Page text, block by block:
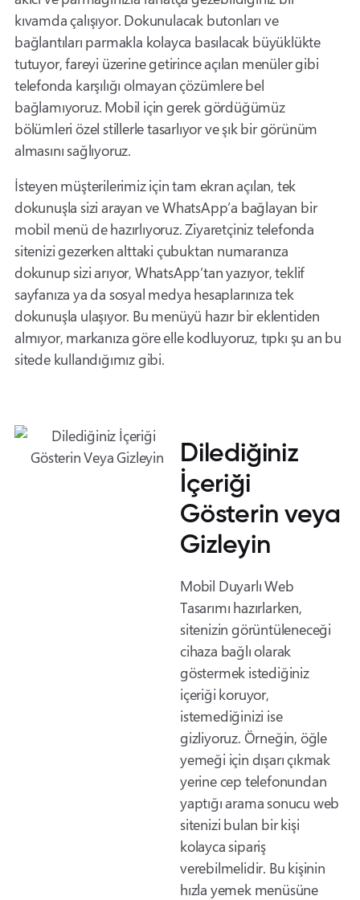
kıvamda çalışıyor. Dokunulacak butonları ve
bağlantıları parmakla kolayca basılacak büyüklükte
tutuyor, fareyi üzerine getirince açılan menüler gibi
telefonda karşılığı olmayan çözümlere bel
bağlamıyoruz. Mobil için gerek gördüğümüz
bölümleri özel stillerle tasarlıyor ve şık bir görünüm
almasını sağlıyoruz.
İsteyen müşterilerimiz için tam ekran açılan, tek
dokunuşla sizi arayan ve WhatsApp’a bağlayan bir
mobil menü de hazırlıyoruz. Ziyaretçiniz telefonda
sitenizi gezerken alttaki çubuktan numaranıza
dokunup sizi arıyor, WhatsApp’tan yazıyor, teklif
sayfanıza ya da sosyal medya hesaplarınıza tek
dokunuşla ulaşıyor. Bu menüyü hazır bir eklentiden
almıyor, markanıza göre elle kodluyoruz, tıpkı şu an bu
sitede kullandığımız gibi.
Dilediğiniz
İçeriği
Gösterin veya
Gizleyin
Mobil Duyarlı Web
Tasarımı hazırlarken,
sitenizin görüntüleneceği
cihaza bağlı olarak
göstermek istediğiniz
içeriği koruyor,
istemediğinizi ise
gizliyoruz. Örneğin, öğle
yemeği için dışarı çıkmak
yerine cep telefonundan
yaptığı arama sonucu web
sitenizi bulan bir kişi
kolayca sipariş
verebilmelidir. Bu kişinin
hızla yemek menüsüne